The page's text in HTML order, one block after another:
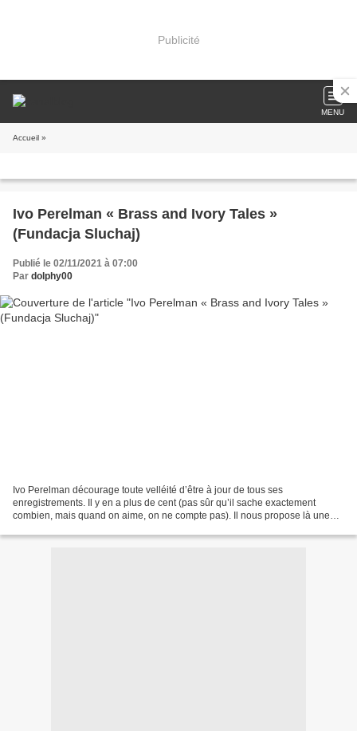
Publicité
MENU
Accueil »
Ivo Perelman « Brass and Ivory Tales »
(Fundacja Sluchaj)
Publié le 02/11/2021 à 07:00
Par dolphy00
Ivo Perelman décourage toute velléité d’être à jour de tous ses
enregistrements. Il y en a plus de cent (pas sûr qu’il sache exactement
combien, mais quand on aime, on ne compte pas). Il nous propose là une